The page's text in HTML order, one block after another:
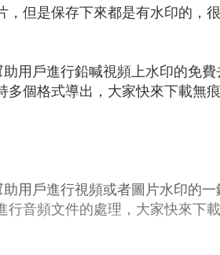
但是保存下來都是有水印的，
用戶進行鉛喊視頻上水印的免
個格式導出，大家快來下載無痕
用戶進行視頻或者圖片水印的
音頻文件的處理，大家快來下載